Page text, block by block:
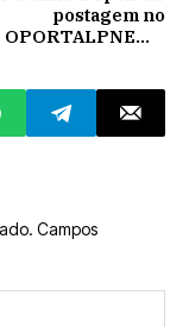
postagem no
OPORTALPNEWS
Santo Antônio
Campos